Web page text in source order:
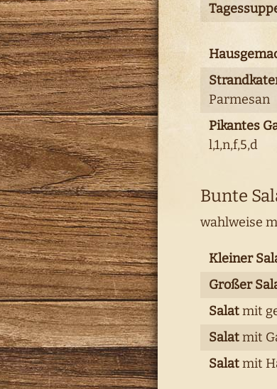
Parmesan
Pikantes
l,1,n,f,5,d
Bunte
wahlweise
Kleiner
Großer
Salatmit
Salatmit
Salatmit